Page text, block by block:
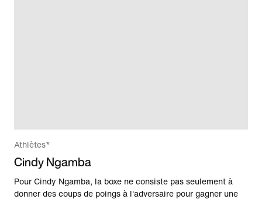
Athlètes*
Cindy Ngamba
Pour Cindy Ngamba, la boxe ne consiste pas seulement à
donner des coups de poings à l'adversaire pour gagner une